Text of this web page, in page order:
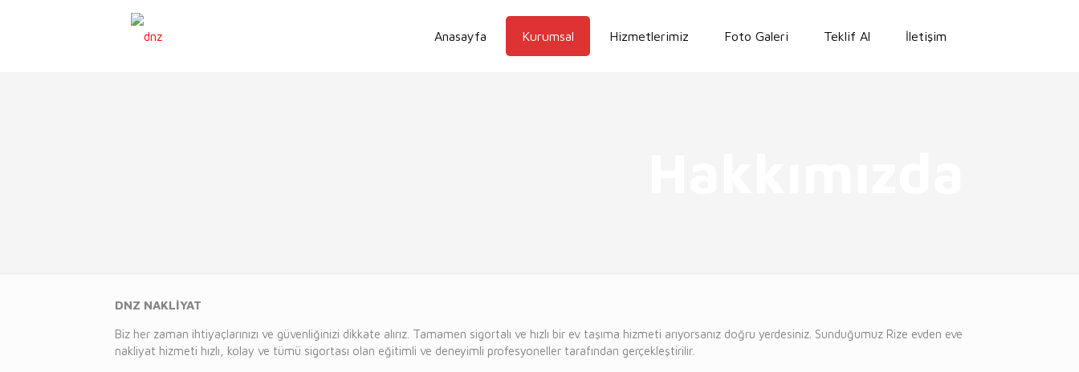
Anasayfa Kurumsal Hizmetlerimiz Foto Galeri Teklif Al İletişim
DNZ NAKLİYAT
Biz her zaman ihtiyaçlarınızı ve güvenliğinizi dikkate alırız. Tamamen sigortalı ve hızlı bir ev taşıma hizmeti arıyorsanız doğru yerdesiniz. Sunduğumuz Rize evden eve
nakliyat hizmeti hızlı, kolay ve tümü sigortası olan eğitimli ve deneyimli profesyoneller tarafından gerçekleştirilir.